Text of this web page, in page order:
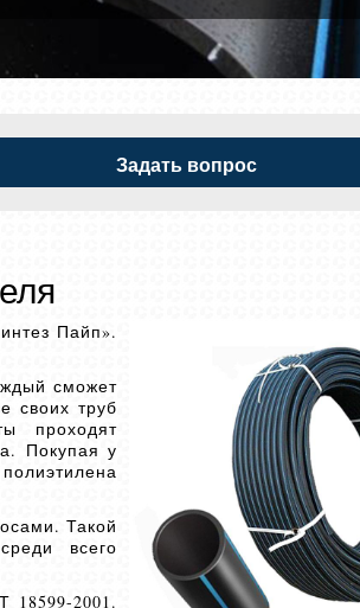
Задать вопрос
Пайп».
сможет
своих труб
проходят
Покупая у
Такой
всего
18599-2001.